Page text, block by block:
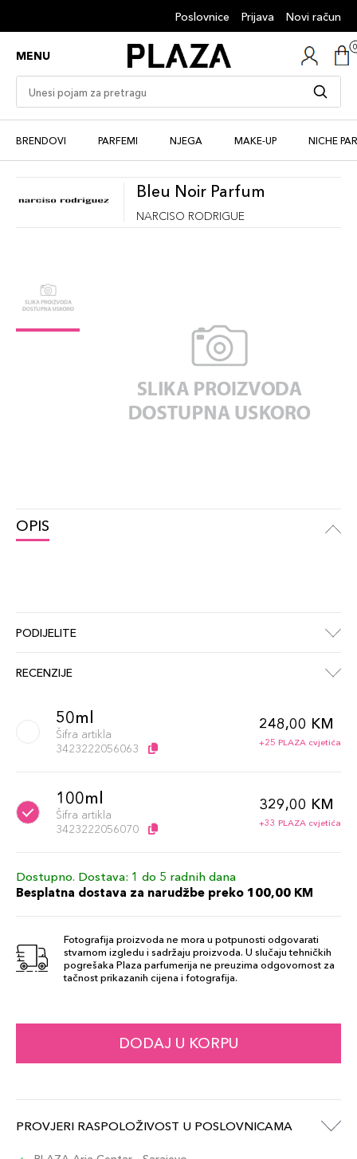
Poslovnice Prijava Novi račun
MENU
BRENDOVI PARFEMI NJEGA MAKE-UP NICHE
Bleu Noir Parfum
NARCISO RODRIGUE
OPIS
PODIJELITE
RECENZIJE
50ml
Šifra artikla
3423222056063
248,00 KM
+25 PLAZA cvjetića
100ml
Šifra artikla
3423222056070
329,00 KM
+33 PLAZA cvjetića
Dostupno. Dostava: 1 do 5 radnih dana
Besplatna dostava za narudžbe preko 100,00 KM
Fotografija proizvoda ne mora u potpunosti odgovarati
stvarnom izgledu i sadržaju proizvoda. U slučaju tehničkih
pogrešaka Plaza parfumerija ne preuzima odgovornost za
tačnost prikazanih cijena i fotografija.
DODAJ U KORPU
PROVJERI RASPOLOŽIVOST U POSLOVNICAMA